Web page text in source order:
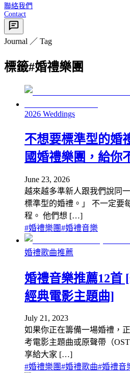
聯絡我們
Contact
Journal ／ Tag
標籤#婚禮樂團
2026 Weddings
不想要標準型的婚
國婚禮樂團，給你
June 23, 2026
越來越多準新人跟我們說同
標準型的婚禮。」 不一定要
程。 他們想 […]
#婚禮樂團#婚禮音樂
婚禮歌曲推薦
婚禮音樂推薦12首
經典電影主題曲]
July 21, 2023
如果你正在籌備一場婚禮，
考電影主題曲或原聲帶（
享給大家 […]
#婚禮樂團#婚禮歌曲#婚禮音